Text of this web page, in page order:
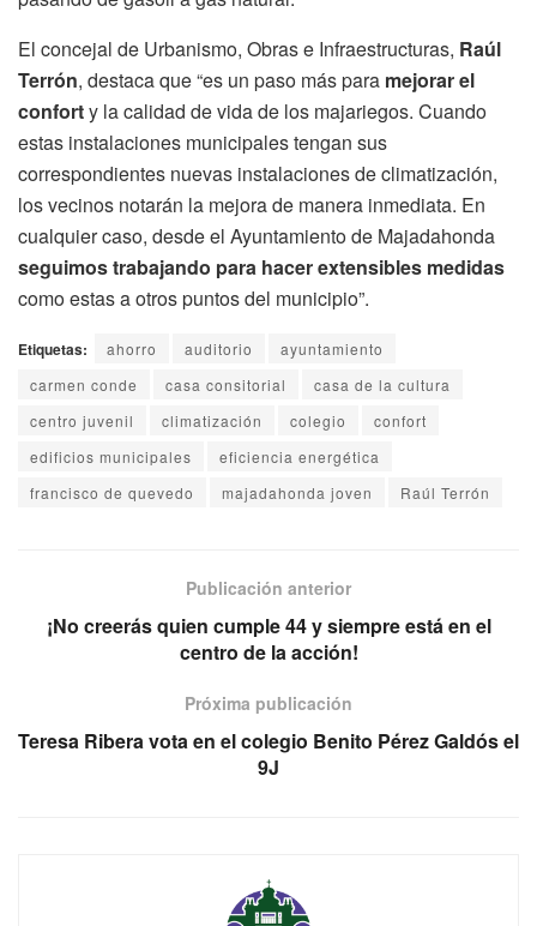
El concejal de Urbanismo, Obras e Infraestructuras, Raúl
Terrón, destaca que “es un paso más para mejorar el
conforty la calidad de vida de los majariegos. Cuando
estas instalaciones municipales tengan sus
correspondientes nuevas instalaciones de climatización,
los vecinos notarán la mejora de manera inmediata. En
cualquier caso, desde el Ayuntamiento de Majadahonda
seguimos trabajando para hacer extensibles medidas
como estas a otros puntos del municipio”.
Etiquetas: ahorro auditorio
ayuntamiento
carmen conde
casa consitorial
casa de la cultura
centro juvenil
climatización colegio
confort
edificios municipales
eficiencia energética
francisco de quevedo
majadahonda joven Raúl Terrón
Publicación anterior
¡No creerás quien cumple 44 y siempre está en el
centro de la acción!
Próxima publicación
Teresa Ribera vota en el colegio Benito Pérez Galdós el
9J